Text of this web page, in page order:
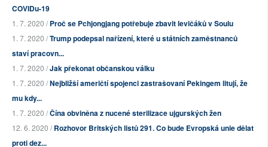
COVIDu-19
1. 7. 2020 /Proč se Pchjongjang potřebuje zbavit levičáků v Soulu
1. 7. 2020 /Trump podepsal nařízení, které u státních zaměstnanců
staví pracovn...
1. 7. 2020 /Jak překonat občanskou válku
1. 7. 2020 /Nejbližší američtí spojenci zastrašovaní Pekingem litují, že
mu kdy...
1. 7. 2020 /Čína obviněna z nucené sterilizace ujgurských žen
12. 6. 2020 /Rozhovor Britských listů 291. Co bude Evropská unie dělat
proti dez...